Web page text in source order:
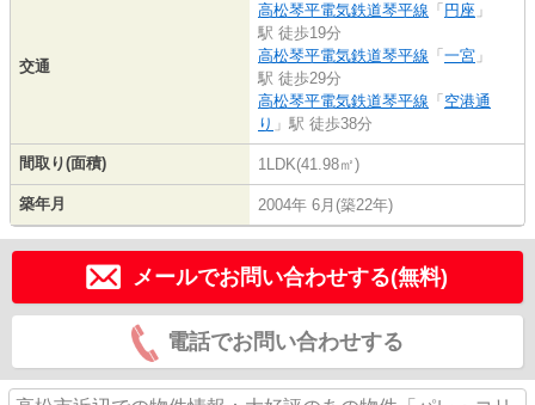
交通
高松琴平電気鉄道琴平線 「 円座 」
駅 徒歩19分
高松琴平電気鉄道琴平線 「 一宮 」
駅 徒歩29分
高松琴平電気鉄道琴平線 「 空港通
り 」駅 徒歩38分
間取り(面積) 1LDK(41.98㎡)
築年月 2004年 6月(築22年)
メールでお問い合わせする(無料)
電話でお問い合わせする